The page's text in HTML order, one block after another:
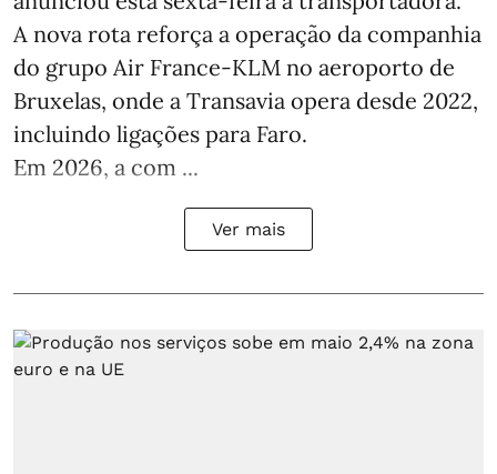
A nova rota reforça a operação da companhia
do grupo Air France-KLM no aeroporto de
Bruxelas, onde a Transavia opera desde 2022,
incluindo ligações para Faro.
Em 2026, a com ...
Ver mais